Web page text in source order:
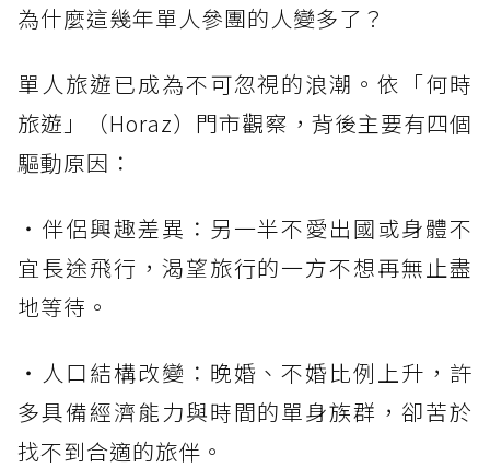
為什麼這幾年單人參團的人變多了？
單人旅遊已成為不可忽視的浪潮。依「何時
旅遊」（Horaz）門市觀察，背後主要有四個
驅動原因：
・伴侶興趣差異：另一半不愛出國或身體不
宜長途飛行，渴望旅行的一方不想再無止盡
地等待。
・人口結構改變：晚婚、不婚比例上升，許
多具備經濟能力與時間的單身族群，卻苦於
找不到合適的旅伴。